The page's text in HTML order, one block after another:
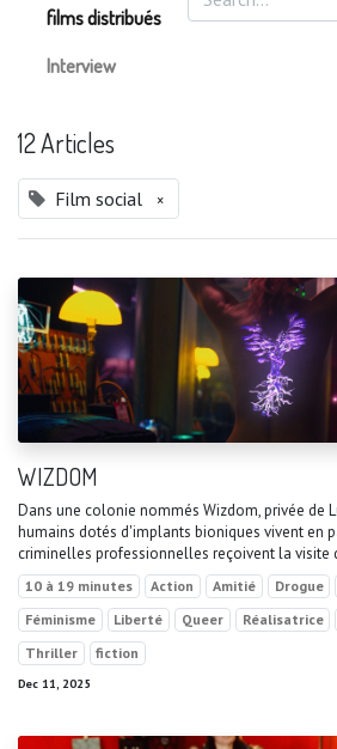
films distribués
Interview
12 Articles
Film social ×
WIZDOM
Dans une colonie nommés Wizdom, privée de
humains dotés d'implants bioniques vivent en
criminelles professionnelles reçoivent la visite
10 à 19 minutes Action Amitié Drogue
Féminisme
Liberté Queer Réalisatrice
Thriller
fiction
Dec 11, 2025